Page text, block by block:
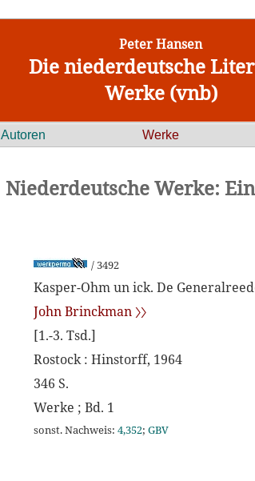
Peter Hansen
Die niederdeutsche
Werke (vnb)
Autoren Werke
Niederdeutsche Werke:
/ 3492
Kasper-Ohm un ick. De
John Brinckman 〉〉
[1.-3. Tsd.]
Rostock : Hinstorff, 1964
346 S.
Werke ; Bd. 1
sonst. Nachweis: 4,352; GBV